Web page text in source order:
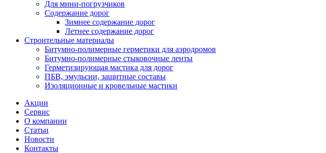
Для мини-погрузчиков
Содержание дорог
Зимнее содержание дорог
Летнее содержание дорог
Строительные материалы
Битумно-полимерные герметики для аэродромов
Битумно-полимерные стыковочные ленты
Герметизирующая мастика для дорог
ПБВ, эмульсии, защитные составы
Изоляционные и кровельные мастики
Акции
Сервис
О компании
Статьи
Новости
Контакты